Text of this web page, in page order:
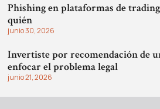
Phishing en plataformas de
quién
junio 30, 2026
Invertiste por recomendación de
enfocar el problema legal
junio 21, 2026